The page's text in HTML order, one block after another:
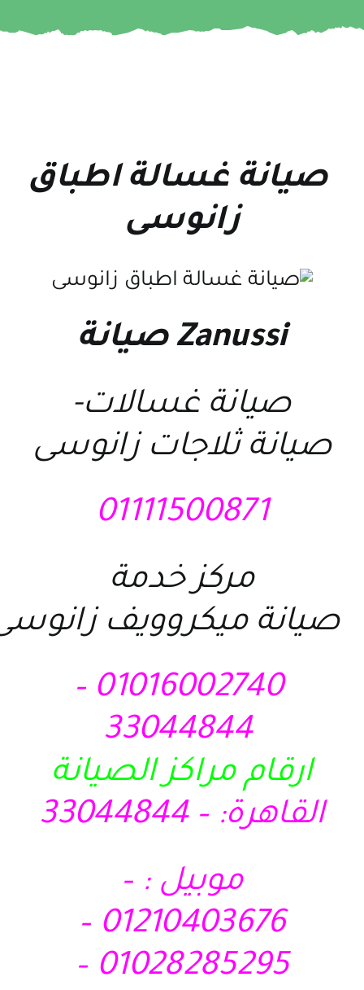
صيانة غسالة اطباق
زانوسى
Zanussi صيانة
صيانة غسالات-
صيانة ثلاجات زانوسى
01111500871
مركز خدمة
صيانة ميكروويف
01016002740 –
33044844
ارقام مراكز الصيانة
القاهرة: – 33044844
موبيل : –
01210403676 –
01028285295 –